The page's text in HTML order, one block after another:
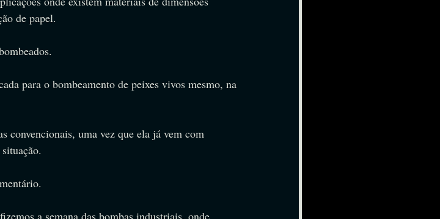
de papel.
para o bombeamento de peixes vivos mesmo, na
convencionais, uma vez que ela já vem com